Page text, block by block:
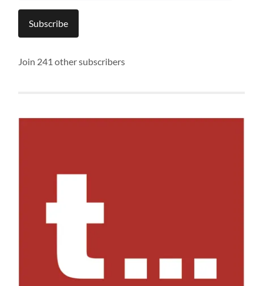
Subscribe
Join 241 other subscribers